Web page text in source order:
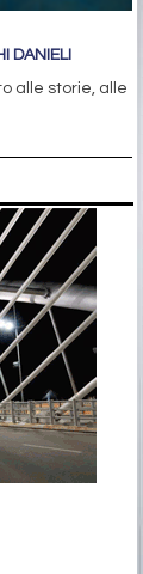
DANIELI
alle storie, alle